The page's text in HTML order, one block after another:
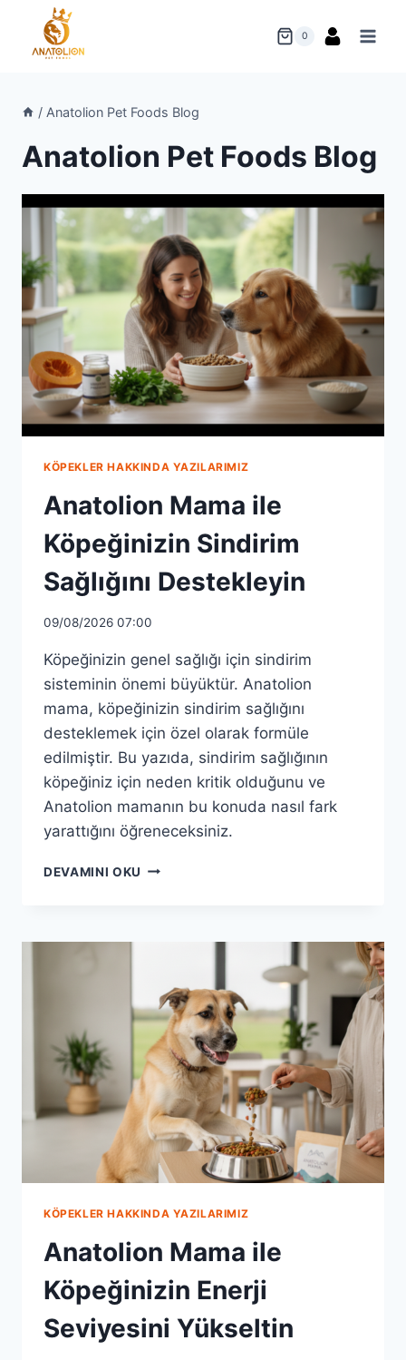
content
0
/ Anatolion Pet Foods Blog
Anatolion Pet Foods Blog
KÖPEKLER HAKKINDA YAZILARIMIZ
Anatolion Mama ile
Köpeğinizin Sindirim
Sağlığını Destekleyin
09/08/2026 07:00
Köpeğinizin genel sağlığı için sindirim
sisteminin önemi büyüktür. Anatolion
mama, köpeğinizin sindirim sağlığını
desteklemek için özel olarak formüle
edilmiştir. Bu yazıda, sindirim sağlığının
köpeğiniz için neden kritik olduğunu ve
Anatolion mamanın bu konuda nasıl fark
yarattığını öğreneceksiniz.
DEVAMINI OKU ANATOLION
KÖPEKLER HAKKINDA YAZILARIMIZ
Anatolion Mama ile
Köpeğinizin Enerji
Seviyesini Yükseltin